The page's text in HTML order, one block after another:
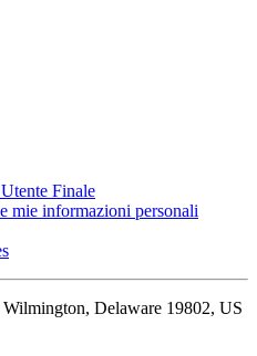
Finale
mie informazioni personali
Delaware 19802, US